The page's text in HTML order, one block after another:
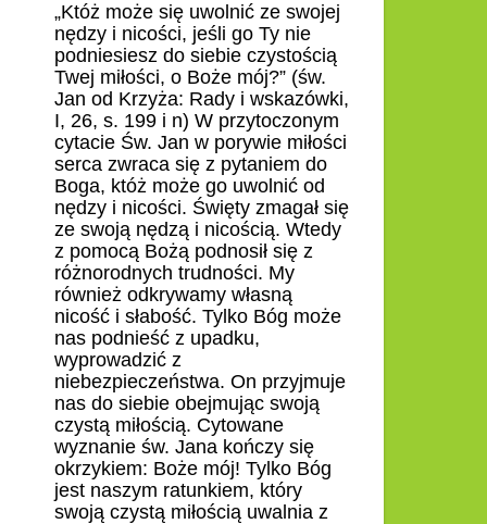
„Któż może się uwolnić ze swojej
nędzy i nicości, jeśli go Ty nie
podniesiesz do siebie czystością
Twej miłości, o Boże mój?” (św.
Jan od Krzyża: Rady i wskazówki,
I, 26, s. 199 i n) W przytoczonym
cytacie Św. Jan w porywie miłości
serca zwraca się z pytaniem do
Boga, któż może go uwolnić od
nędzy i nicości. Święty zmagał się
ze swoją nędzą i nicością. Wtedy
z pomocą Bożą podnosił się z
różnorodnych trudności. My
również odkrywamy własną
nicość i słabość. Tylko Bóg może
nas podnieść z upadku,
wyprowadzić z
niebezpieczeństwa. On przyjmuje
nas do siebie obejmując swoją
czystą miłością. Cytowane
wyznanie św. Jana kończy się
okrzykiem: Boże mój! Tylko Bóg
jest naszym ratunkiem, który
swoją czystą miłością uwalnia z